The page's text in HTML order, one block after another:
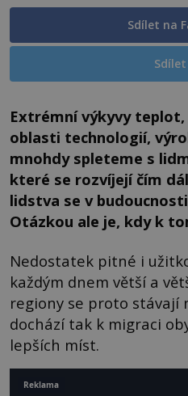
Sdílet na
Extrémní výkyvy
oblasti technologií,
mnohdy spleteme s
které se rozvíjejí čím
lidstva se v
Otázkou ale je, kdy k
Nedostatek pitné i
každým dnem větší a
regiony se proto stávají
dochází tak k migraci
lepších míst.
Reklama